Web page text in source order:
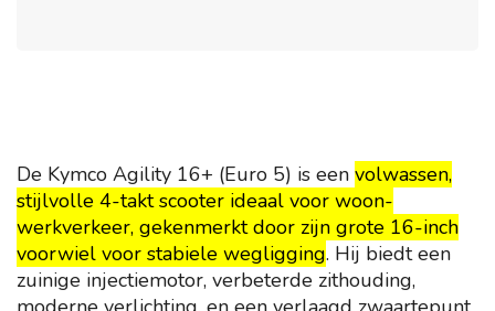
De Kymco Agility 16+ (Euro 5) is een volwassen,
stijlvolle 4-takt scooter ideaal voor woon-
werkverkeer, gekenmerkt door zijn grote 16-inch
voorwiel voor stabiele wegligging. Hij biedt een
zuinige injectiemotor, verbeterde zithouding,